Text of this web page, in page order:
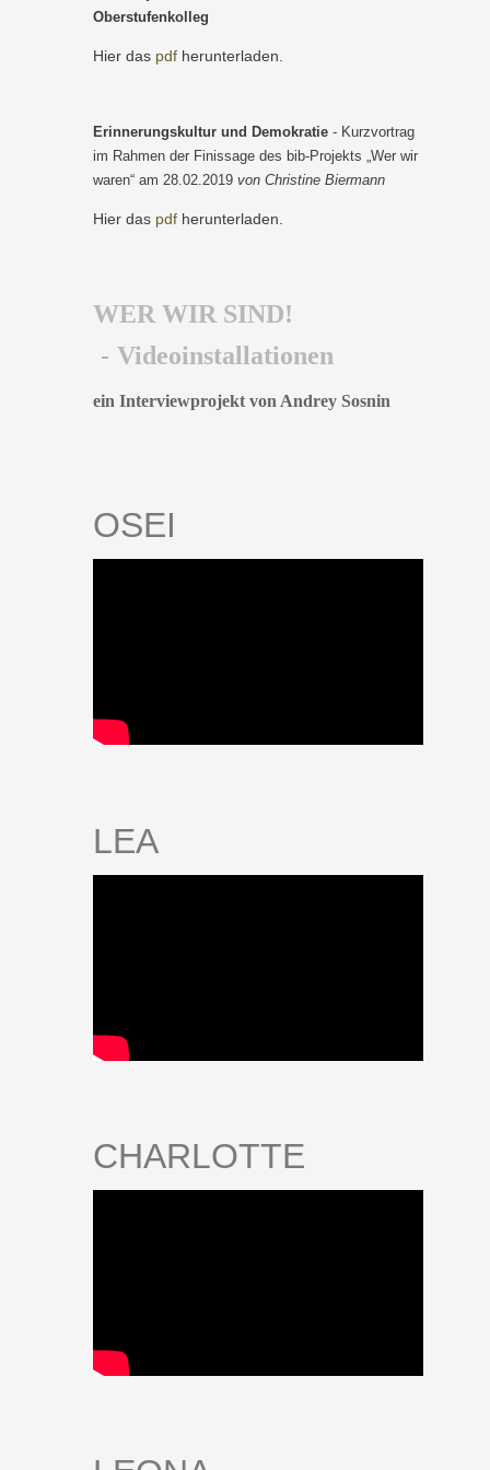
Oberstufenkolleg
Hier das pdf herunterladen.
Erinnerungskultur und Demokratie - Kurzvortrag
im Rahmen der Finissage des bib-Projekts „Wer wir
waren“ am 28.02.2019von Christine Biermann
Hier das pdf herunterladen.
WER WIR SIND!
-Videoinstallationen
ein Interviewprojekt von Andrey Sosnin
OSEI
LEA
CHARLOTTE